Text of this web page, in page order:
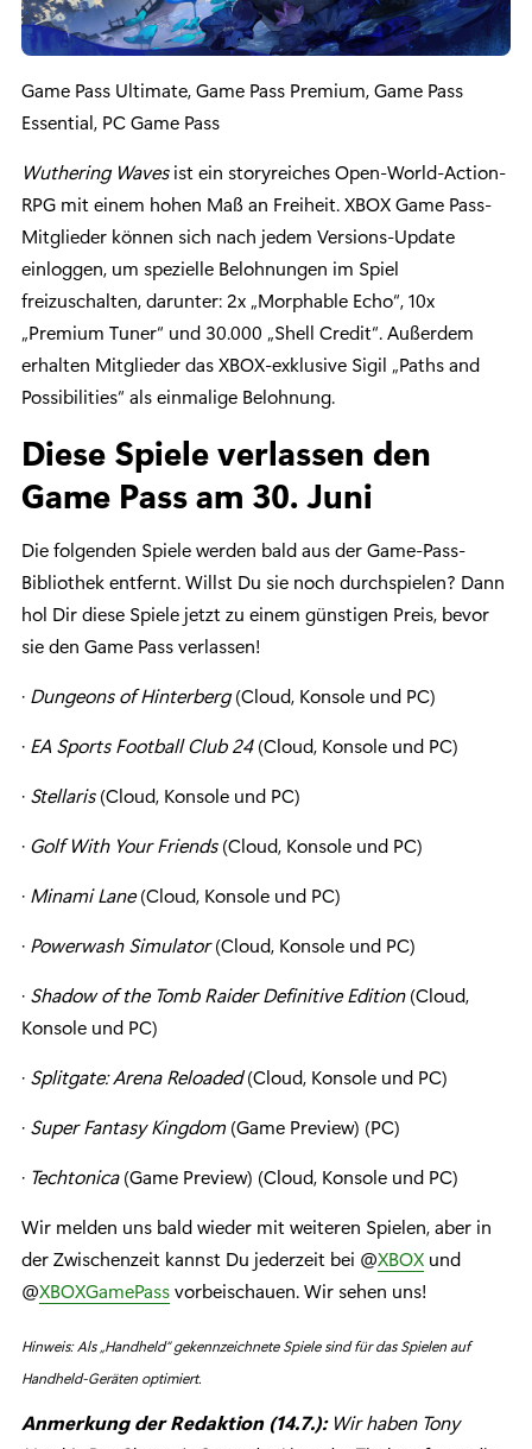
Game Pass Ultimate, Game Pass Premium, Game Pass
Essential, PC Game Pass
Wuthering Wavesist ein storyreiches Open-World-Action-
RPG mit einem hohen Maß an Freiheit. XBOX Game Pass-
Mitglieder können sich nach jedem Versions-Update
einloggen, um spezielle Belohnungen im Spiel
freizuschalten, darunter: 2x „Morphable Echo“, 10x
„Premium Tuner“ und 30.000 „Shell Credit“. Außerdem
erhalten Mitglieder das XBOX-exklusive Sigil „Paths and
Possibilities“ als einmalige Belohnung.
Diese Spiele verlassen den
Game Pass am 30. Juni
Die folgenden Spiele werden bald aus der Game-Pass-
Bibliothek entfernt. Willst Du sie noch durchspielen? Dann
hol Dir diese Spiele jetzt zu einem günstigen Preis, bevor
sie den Game Pass verlassen!
· Dungeons of Hinterberg(Cloud, Konsole und PC)
· EA Sports Football Club 24(Cloud, Konsole und PC)
· Stellaris(Cloud, Konsole und PC)
· Golf With Your Friends(Cloud, Konsole und PC)
· Minami Lane(Cloud, Konsole und PC)
· Powerwash Simulator(Cloud, Konsole und PC)
· Shadow of the Tomb Raider Definitive Edition(Cloud,
Konsole und PC)
· Splitgate: Arena Reloaded(Cloud, Konsole und PC)
· Super Fantasy Kingdom (Game Preview) (PC)
· Techtonica(Game Preview) (Cloud, Konsole und PC)
Wir melden uns bald wieder mit weiteren Spielen, aber in
der Zwischenzeit kannst Du jederzeit bei @XBOX und
@XBOXGamePassvorbeischauen. Wir sehen uns!
Hinweis: Als „Handheld“ gekennzeichnete Spiele sind für das Spielen auf
Handheld-Geräten optimiert.
Anmerkung der Redaktion (14.7.):Wir haben Tony